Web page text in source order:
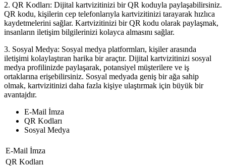
2. QR Kodları: Dijital kartvizitinizi bir QR koduyla paylaşabilirsiniz.
QR kodu, kişilerin cep telefonlarıyla kartvizitinizi tarayarak hızlıca
kaydetmelerini sağlar. Kartvizitinizi bir QR kodu olarak paylaşmak,
insanların iletişim bilgilerinizi kolayca almasını sağlar.
3. Sosyal Medya: Sosyal medya platformları, kişiler arasında
iletişimi kolaylaştıran harika bir araçtır. Dijital kartvizitinizi sosyal
medya profilinizde paylaşarak, potansiyel müşterilere ve iş
ortaklarına erişebilirsiniz. Sosyal medyada geniş bir ağa sahip
olmak, kartvizitinizi daha fazla kişiye ulaştırmak için büyük bir
avantajdır.
E-Mail İmza
QR Kodları
Sosyal Medya
E-Mail İmza
QR Kodları